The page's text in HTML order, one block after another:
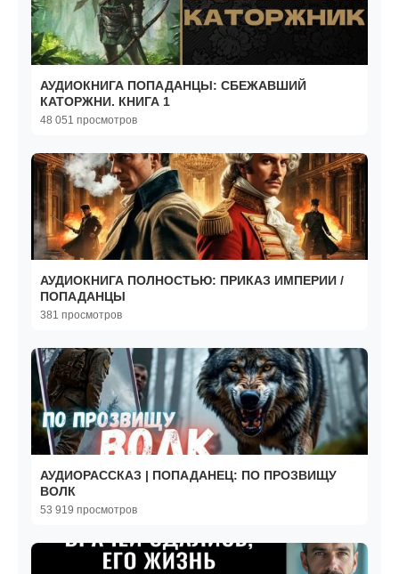
АУДИОКНИГА ПОПАДАНЦЫ: СБЕЖАВШИЙ
КАТОРЖНИ. КНИГА 1
48 051 просмотров
АУДИОКНИГА ПОЛНОСТЬЮ: ПРИКАЗ ИМПЕРИИ /
ПОПАДАНЦЫ
381 просмотров
АУДИОРАССКАЗ | ПОПАДАНЕЦ: ПО ПРОЗВИЩУ
ВОЛК
53 919 просмотров